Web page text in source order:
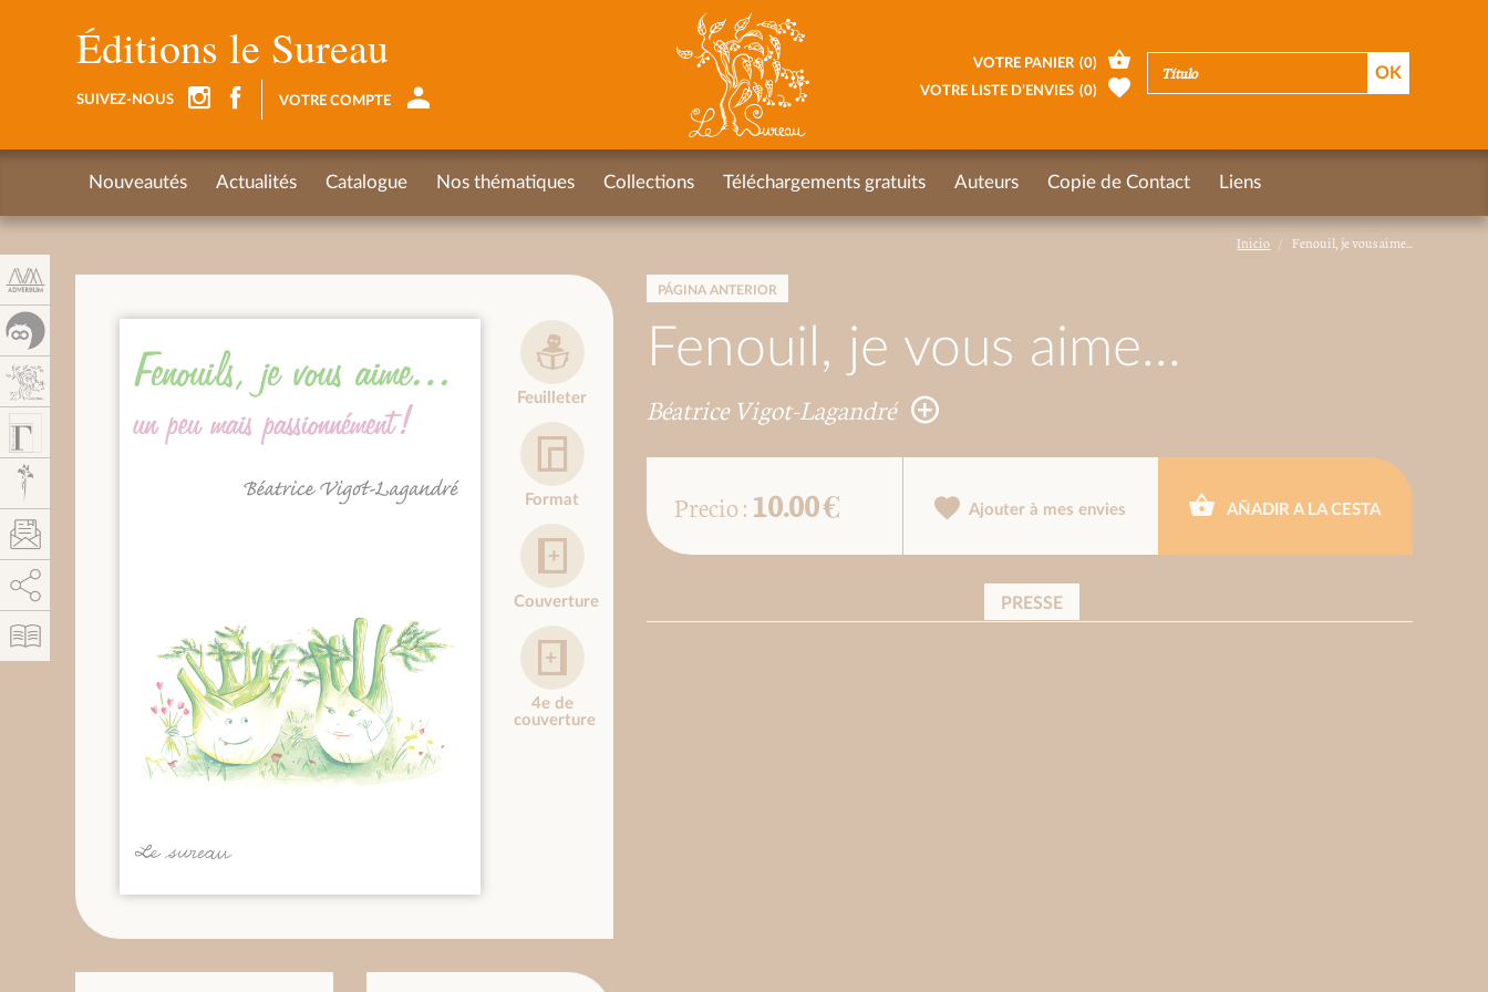
Inicio Fenouil, je vous aime...
PÁGINA ANTERIOR
Fenouil, je vous aime...
Béatrice Vigot-Lagandré
Feuilleter
Format
Couverture
4e de
couverture
Precio : 10.00 € Ajouter à mes envies AÑADIR A LA CESTA
PRESSE
Éditions le Sureau
SUIVEZ-NOUS VOTRE COMPTE
VOTRE PANIER (0)
VOTRE LISTE D’ENVIES (0)
Nouveautés Actualités Catalogue Nos thématiques Collections Téléchargements gratuits Auteurs Copie de Contact Liens